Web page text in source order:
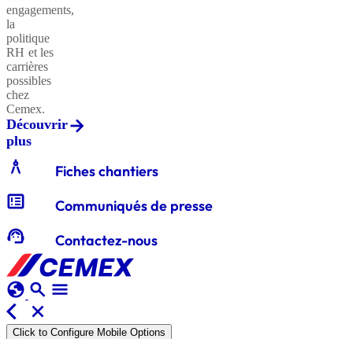
engagements,
la
politique
RH et les
carrières
possibles
chez
Cemex.
Découvrir
plus
architecture Fiches chantiers
breaking_news Communiqués de presse
support_agent Contactez-nous
globe search menu
arrow_back_ios
close
Click to Configure Mobile Options